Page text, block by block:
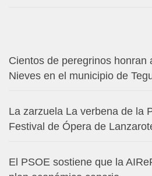
Cientos de peregrinos honran
Nieves en el municipio de
La zarzuela La verbena de la
Festival de Ópera de
El PSOE sostiene que la